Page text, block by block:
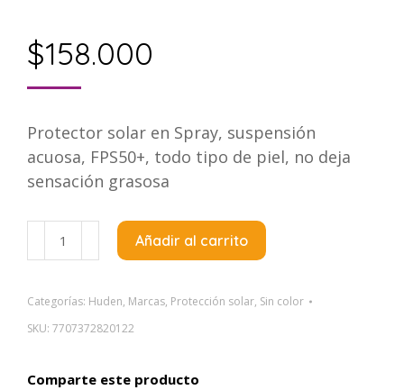
$158.000
Protector solar en Spray, suspensión
acuosa, FPS50+, todo tipo de piel, no deja
sensación grasosa
Huden
Videlen
Oil
Free
Solar
Añadir al carrito
Categorías: Huden, Marcas, Protección solar, Sin color
SKU: 7707372820122
Comparte este producto